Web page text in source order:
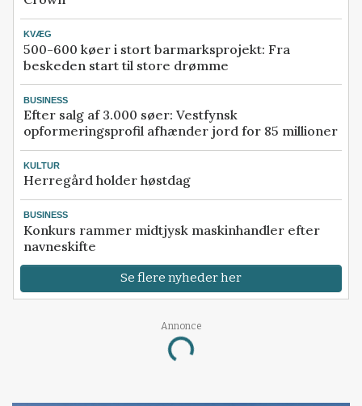
KVÆG
500-600 køer i stort barmarksprojekt: Fra
beskeden start til store drømme
BUSINESS
Efter salg af 3.000 søer: Vestfynsk
opformeringsprofil afhænder jord for 85 millioner
KULTUR
Herregård holder høstdag
BUSINESS
Konkurs rammer midtjysk maskinhandler efter
navneskifte
Se flere nyheder her
Annonce
Loading...